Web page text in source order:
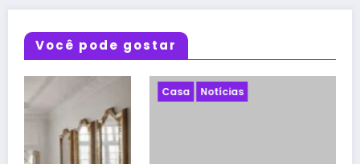
Você pode gostar
Casa